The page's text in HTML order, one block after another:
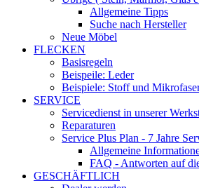
Allgemeine Tipps
Suche nach Hersteller
Neue Möbel
FLECKEN
Basisregeln
Beispeile: Leder
Beispiele: Stoff und
SERVICE
Servicedienst in unserer
Reparaturen
Service Plus Plan - 7 Jahre
Allgemeine
FAQ - Antworten auf
GESCHÄFTLICH